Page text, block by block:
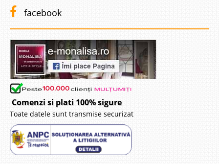
facebook
Comenzi si plati 100% sigure
Toate datele sunt transmise securizat